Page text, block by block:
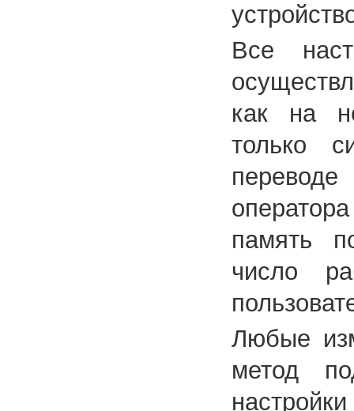
Все
как на
только
память
число
Любые
метод